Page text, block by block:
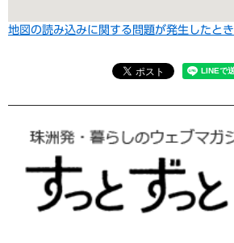
地図の読み込みに関する問題が発生したとき